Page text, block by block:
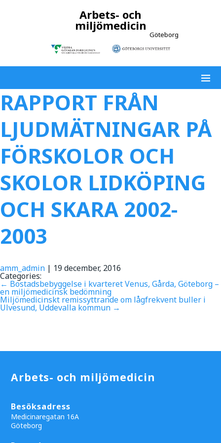
Arbets- och
miljömedicin
Göteborg
RAPPORT FRÅN
LJUDMÄTNINGAR PÅ
FÖRSKOLOR OCH
SKOLOR LIDKÖPING
OCH SKARA 2002-
2003
amm_admin | 19 december, 2016
Categories:
← Bostadsbebyggelse i kvarteret Venus, Gårda, Göteborg –
en miljömedicinsk bedömning
Miljömedicinskt remissyttrande om lågfrekvent buller i
Ulvesund, Uddevalla kommun →
Arbets- och miljömedicin
Besöksadress
Medicinaregatan 16A
Göteborg